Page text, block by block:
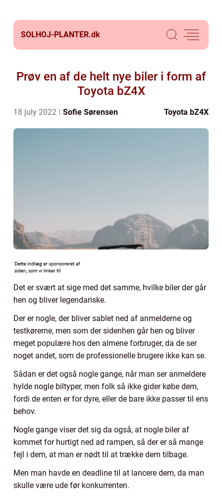
SOLHOJ-PLANTER.dk
Prøv en af de helt nye biler i form af
Toyota bZ4X
18 july 2022 Sofie Sørensen Toyota bZ4X
Det er svært at sige med det samme, hvilke biler der går
hen og bliver legendariske.
Der er nogle, der bliver sablet ned af anmelderne og
testkørerne, men som der sidenhen går hen og bliver
meget populære hos den almene forbruger, da de ser
noget andet, som de professionelle brugere ikke kan se.
Sådan er det også nogle gange, når man ser anmeldere
hylde nogle biltyper, men folk så ikke gider købe dem,
fordi de enten er for dyre, eller de bare ikke passer til ens
behov.
Nogle gange viser det sig da også, at nogle biler af
kommet for hurtigt ned ad rampen, så der er så mange
fejl i dem, at man er nødt til at trække dem tilbage.
Men man havde en deadline til at lancere dem, da man
skulle være ude før konkurrenten.